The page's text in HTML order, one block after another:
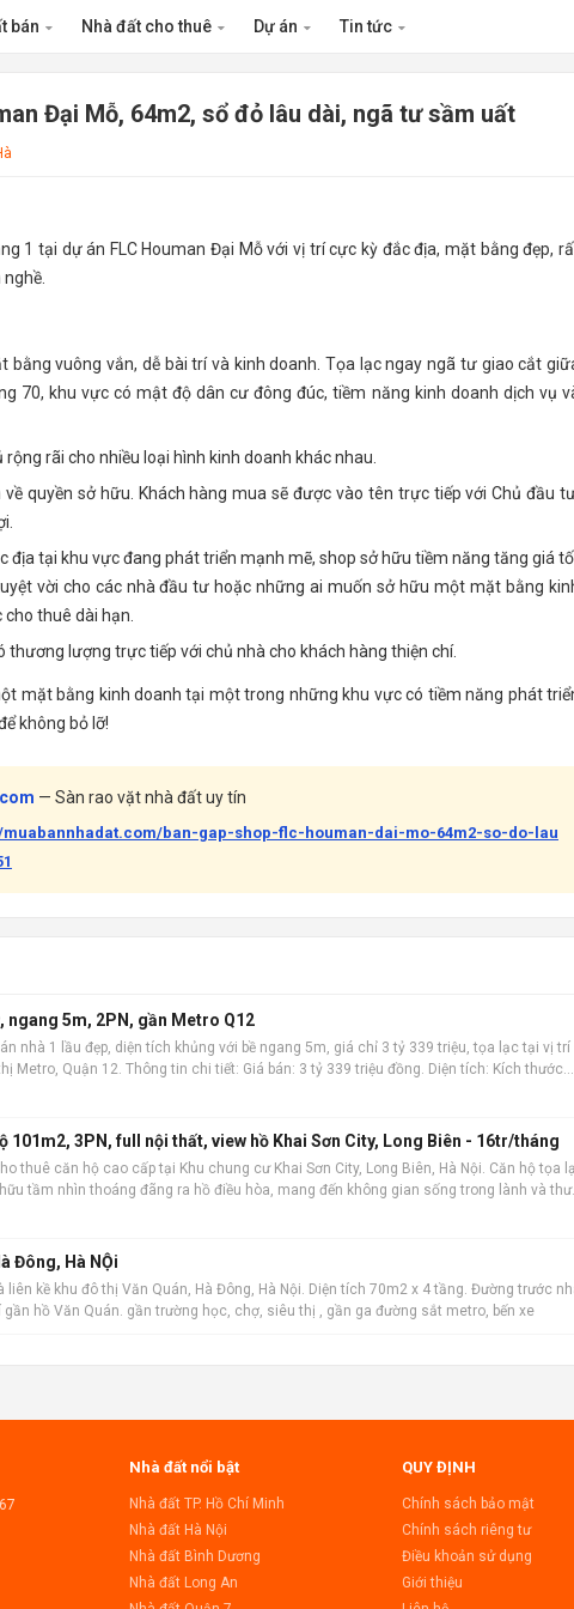
bán Nhà đất cho thuê Dự án Tin tức
Đại Mỗ, 64m2, sổ đỏ lâu dài, ngã tư sầm uất
1 tại dự án FLC Houman Đại Mỗ với vị trí cực kỳ đắc địa, mặt bằng đẹp,
bằng vuông vắn, dễ bài trí và kinh doanh. Tọa lạc ngay ngã tư giao cắt
70, khu vực có mật độ dân cư đông đúc, tiềm năng kinh doanh dịch vụ
rãi cho nhiều loại hình kinh doanh khác nhau.
quyền sở hữu. Khách hàng mua sẽ được vào tên trực tiếp với Chủ đầu
địa tại khu vực đang phát triển mạnh mẽ, shop sở hữu tiềm năng tăng giá
vời cho các nhà đầu tư hoặc những ai muốn sở hữu một mặt bằng
thuê dài hạn.
thương lượng trực tiếp với chủ nhà cho khách hàng thiện chí.
mặt bằng kinh doanh tại một trong những khu vực có tiềm năng phát
không bỏ lỡ!
— Sàn rao vặt nhà đất uy tín
muabannhadat.com/ban-gap-shop-flc-houman-dai-mo-64m2-so-do-lau
ngang 5m, 2PN, gần Metro Q12
nhà 1 lầu đẹp, diện tích khủng với bề ngang 5m, giá chỉ 3 tỷ 339 triệu, tọa lạc tại vị trí
Metro, Quận 12. Thông tin chi tiết: Giá bán: 3 tỷ 339 triệu đồng. Diện tích: Kích thước
101m2, 3PN, full nội thất, view hồ Khai Sơn City, Long Biên - 16tr/tháng
thuê căn hộ cao cấp tại Khu chung cư Khai Sơn City, Long Biên, Hà Nội. Căn hộ tọa
tầm nhìn thoáng đãng ra hồ điều hòa, mang đến không gian sống trong lành và thư
Đông, Hà NỘi
kề khu đô thị Văn Quán, Hà Đông, Hà Nội. Diện tích 70m2 x 4 tầng. Đường trước
hồ Văn Quán. gần trường học, chợ, siêu thị , gần ga đường sắt metro, bến xe
Nhà đất nổi bật
Nhà đất TP. Hồ Chí Minh
Nhà đất Hà Nội
Nhà đất Bình Dương
Nhà đất Long An
QUY ĐỊNH
Chính sách bảo mật
Chính sách riêng tư
Điều khoản sử dụng
Giới thiệu